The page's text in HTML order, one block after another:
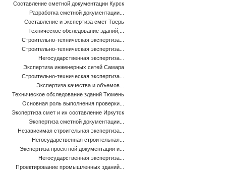
Составление сметной документации Курск
Разработка сметной документации...
Составление и экспертиза смет Тверь
Техническое обследование зданий,...
Строительно-техническая экспертиза...
Строительно-техническая экспертиза...
Негосударственная экспертиза...
Экспертиза инженерных сетей Самара
Строительно-техническая экспертиза...
Экспертиза качества и объемов...
Техническое обследование зданий Тюмень
Основная роль выполнения проверки...
Экспертиза смет и их составление Иркутск
Экспертиза сметной документации...
Независимая строительная экспертиза...
Негосударственная строительная...
Экспертиза проектной документации и...
Негосударственная экспертиза...
Проектирование промышленных зданий...